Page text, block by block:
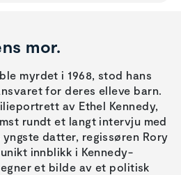
mor.
myrdet i 1968, stod hans
for deres elleve barn.
av Ethel Kennedy,
rundt et langt intervju med
datter, regissøren Rory
innblikk i Kennedy-
et bilde av et politisk